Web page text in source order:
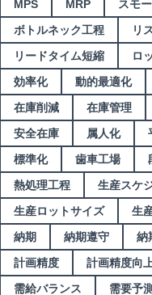
MPS MRP スモ
ボトルネック工程
リ
リードタイム短縮
ロ
効率化
動的最適化
在庫削減
在庫管理
安全在庫
属人化
標準化
歯車工場
熱処理工程
生産スケ
生産ロットサイズ
生
納期
納期遵守 納
計画精度
計画精度向
需給バランス
需要予測